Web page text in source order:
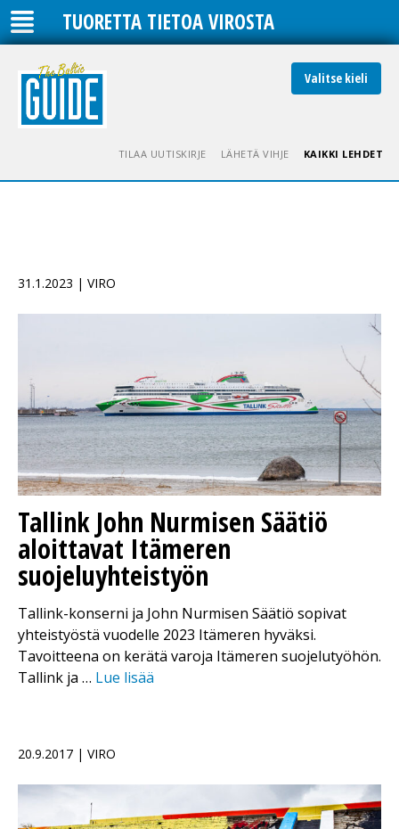
TUORETTA TIETOA VIROSTA
Valitse kieli
TILAA UUTISKIRJE LÄHETÄ VIHJE KAIKKI LEHDET
31.1.2023 | VIRO
Tallink John Nurmisen Säätiö
aloittavat Itämeren
suojeluyhteistyön
Tallink-konserni ja John Nurmisen Säätiö sopivat
yhteistyöstä vuodelle 2023 Itämeren hyväksi.
Tavoitteena on kerätä varoja Itämeren suojelutyöhön.
Tallink ja … Lue lisää
20.9.2017 | VIRO